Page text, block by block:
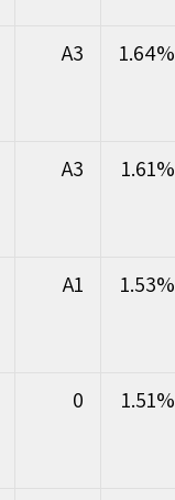
1.64%
A3
1.61%
A3
1.53%
A1
1.51%
0